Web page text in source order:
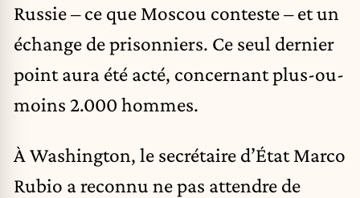
Russie – ce que Moscou conteste – et un
échange de prisonniers. Ce seul dernier
point aura été acté, concernant plus-ou-
moins 2.000 hommes.
À Washington, le secrétaire d’État Marco
Rubio a reconnu ne pas attendre de